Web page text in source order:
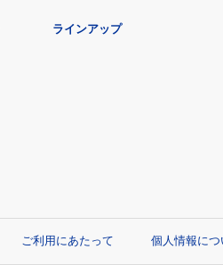
ラインアップ
ご利用にあたって 個人情報につ